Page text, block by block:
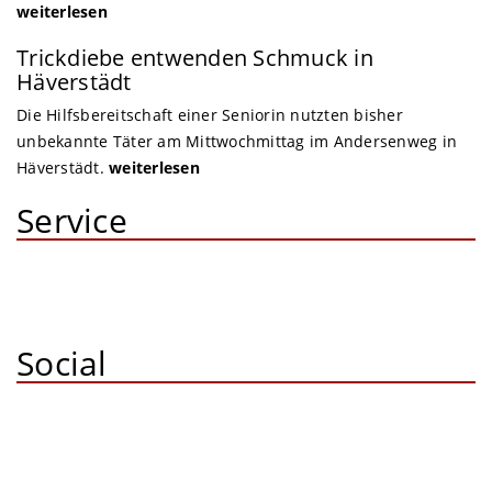
weiterlesen
Trickdiebe entwenden Schmuck in
Häverstädt
Die Hilfsbereitschaft einer Seniorin nutzten bisher
unbekannte Täter am Mittwochmittag im Andersenweg in
Häverstädt. weiterlesen
Service
Social